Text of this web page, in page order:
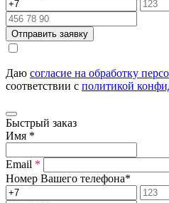
Отправить заявку
Даю согласие на обработку
соответствии с политикой
Быстрый заказ
Имя *
Email *
Номер Вашего телефона*